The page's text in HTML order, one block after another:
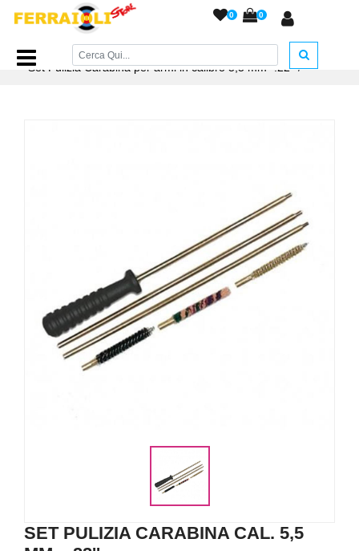
0 0
Home Page/ACCESSORI ARMERIA/Accessori Pulizia
Set Pulizia Carabina per armi in calibro 5,5 mm- .22''/
SET PULIZIA CARABINA CAL. 5,5